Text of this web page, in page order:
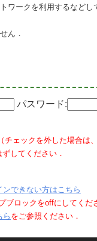
ワークを利用するなど
ん．
パスワード:
ェックを外した場合は
してください．
ンできない方はこちら
ブロックをoffにしてくだ
ら をご参照ください．